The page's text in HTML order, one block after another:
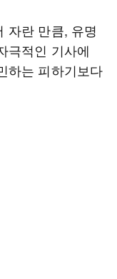
자란 만큼, 유명
극적인 기사에
하는 피하기보다